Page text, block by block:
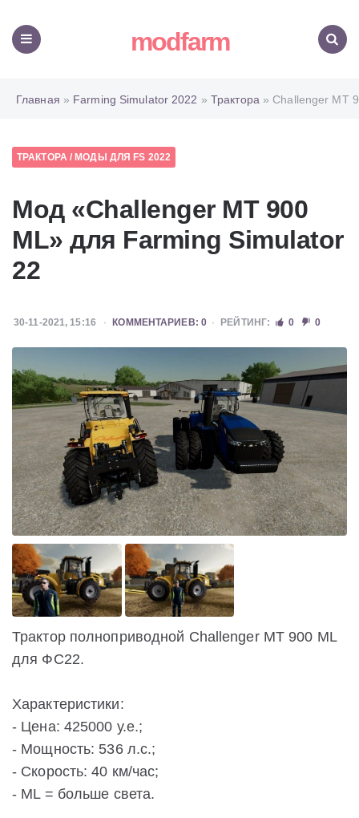
modfarm
Главная » Farming Simulator 2022 » Трактора » Challenger MT
ТРАКТОРА/ МОДЫ ДЛЯ FS 2022
Мод «Challenger MT 900
ML» для Farming Simulator
22
30-11-2021, 15:16 КОММЕНТАРИЕВ: 0 РЕЙТИНГ: 0 0
Трактор полноприводной Challenger MT 900 ML
для ФС22.
Характеристики:
- Цена: 425000 у.е.;
- Мощность: 536 л.с.;
- Скорость: 40 км/час;
- ML = больше света.